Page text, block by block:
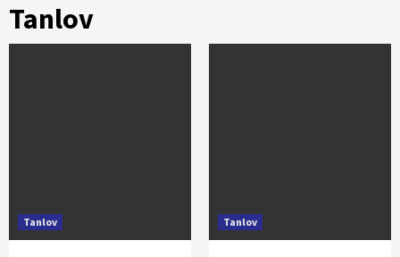
Tanlov
Tanlov Tanlov